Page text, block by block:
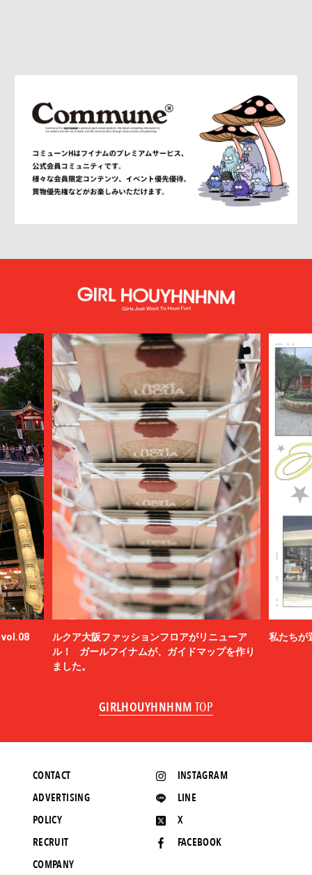
vol.08
ルクア大阪ファッションフロアがリニューア
ル！ ガールフイナムが、ガイドマップを作り
ました。
私たちが
GIRLHOUYHNHNM TOP
INSTAGRAM
LINE
X
FACEBOOK
CONTACT
ADVERTISING
POLICY
RECRUIT
COMPANY